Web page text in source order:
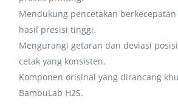
Mendukung pencetakan
hasil presisi tinggi.
Mengurangi getaran dan deviasi
cetak yang konsisten.
Komponen orisinal yang dirancang
BambuLab H2S.